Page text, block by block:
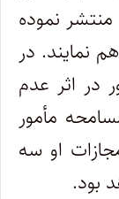
نموده
نمایند. ‌در
در اثر عدم
مأمور
او سه
بود.